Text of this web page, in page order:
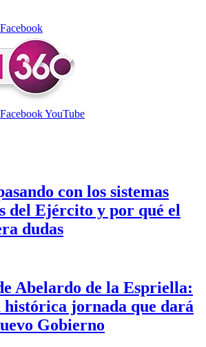
Facebook
FacebookYouTube
con los sistemas
del Ejército y por qué el
dudas
Abelardo de la Espriella:
histórica jornada que dará
Gobierno